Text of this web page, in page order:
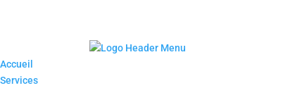
Accueil
Services